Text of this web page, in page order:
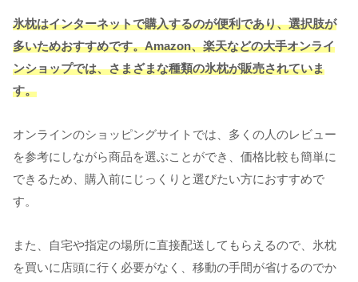
氷枕はインターネットで購入するのが便利であり、選択肢が
多いためおすすめです。Amazon、楽天などの大手オンライ
ンショップでは、さまざまな種類の氷枕が販売されていま
す。
オンラインのショッピングサイトでは、多くの人のレビュー
を参考にしながら商品を選ぶことができ、価格比較も簡単に
できるため、購入前にじっくりと選びたい方におすすめで
す。
また、自宅や指定の場所に直接配送してもらえるので、氷枕
を買いに店頭に行く必要がなく、移動の手間が省けるのでか